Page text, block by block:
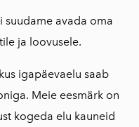
suudame avada oma
ja loovusele.
igapäevaelu saab
Meie eesmärk on
kogeda elu kauneid